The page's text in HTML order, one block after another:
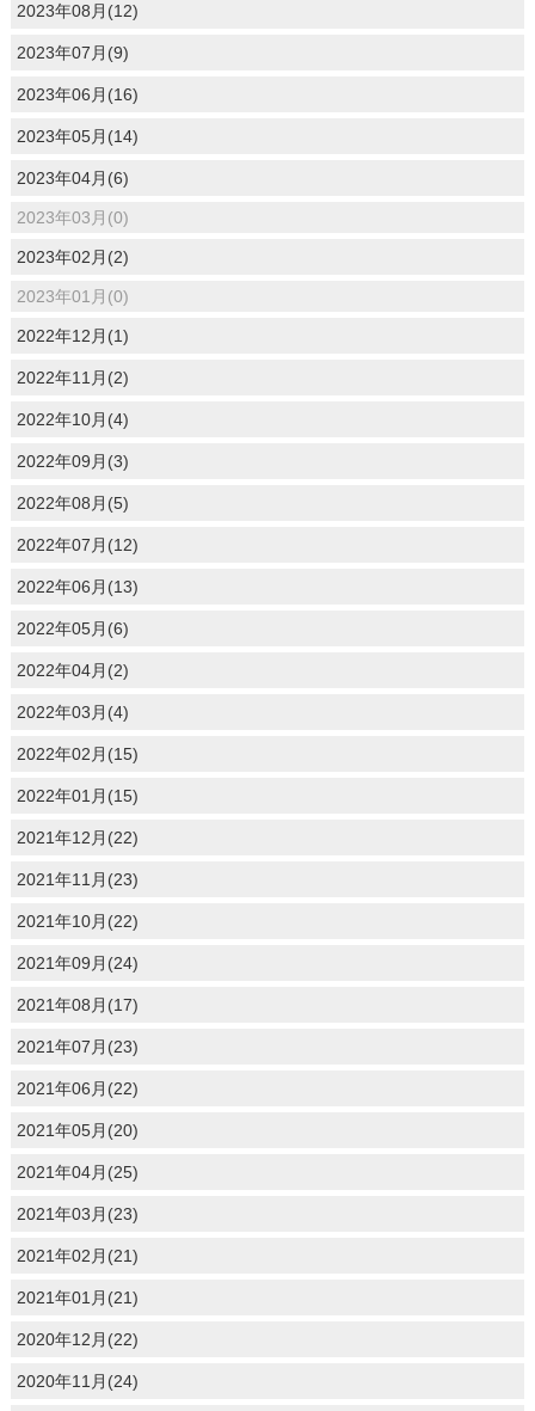
2023年08月(12)
2023年07月(9)
2023年06月(16)
2023年05月(14)
2023年04月(6)
2023年03月(0)
2023年02月(2)
2023年01月(0)
2022年12月(1)
2022年11月(2)
2022年10月(4)
2022年09月(3)
2022年08月(5)
2022年07月(12)
2022年06月(13)
2022年05月(6)
2022年04月(2)
2022年03月(4)
2022年02月(15)
2022年01月(15)
2021年12月(22)
2021年11月(23)
2021年10月(22)
2021年09月(24)
2021年08月(17)
2021年07月(23)
2021年06月(22)
2021年05月(20)
2021年04月(25)
2021年03月(23)
2021年02月(21)
2021年01月(21)
2020年12月(22)
2020年11月(24)